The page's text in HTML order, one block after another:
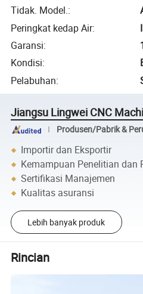
Tidak. Model.:
Peringkat kedap Air:
Garansi:
Kondisi:
Pelabuhan:
Jiangsu Lingwei CNC
Produsen/Pabrik &
Importir dan Eksportir
Kemampuan Penelitian dan
Sertifikasi Manajemen
Kualitas asuransi
Lebih banyak produk
Rincian